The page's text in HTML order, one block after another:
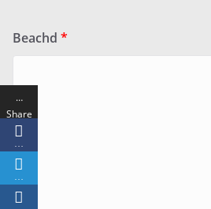
Beachd *
…
Share
s